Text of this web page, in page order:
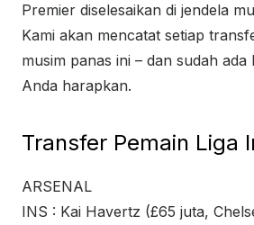
Premier diselesaikan di jendela
Kami akan mencatat setiap
musim panas ini – dan sudah ada
Anda harapkan.
Transfer Pemain Liga
ARSENAL
INS : Kai Havertz (£65 juta,